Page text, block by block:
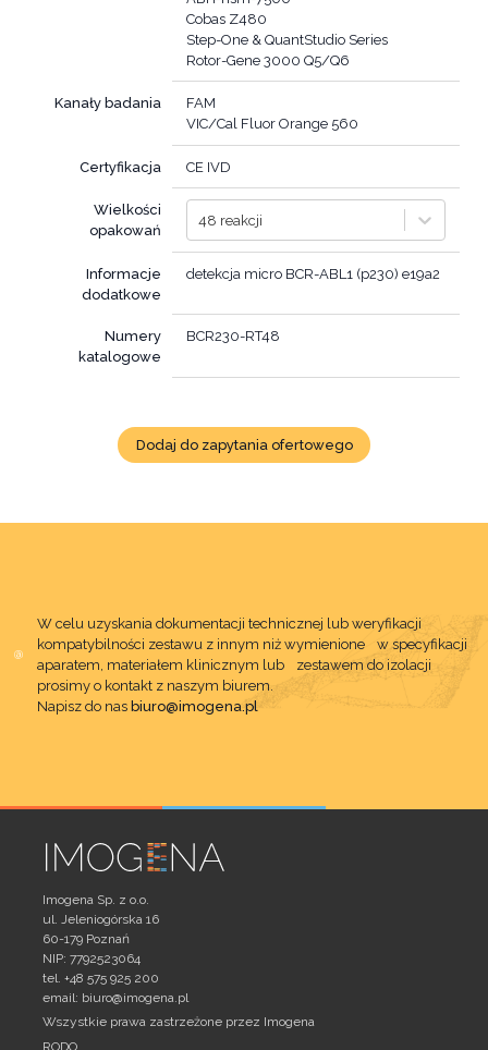
Cobas Z480
Step-One & QuantStudio Series
Rotor-Gene 3000 Q5/Q6
Kanały badania
FAM
VIC/Cal Fluor Orange 560
Certyfikacja CE IVD
Wielkości
opakowań
48 reakcji
Informacje
dodatkowe
detekcja micro BCR-ABL1 (p230) e19a2
Numery
katalogowe
BCR230-RT48
Dodaj do zapytania ofertowego
W celu uzyskania dokumentacji technicznej lub weryfikacji
kompatybilności zestawu z innym niż wymienione w specyfikacji
aparatem, materiałem klinicznym lub zestawem do izolacji
prosimy o kontakt z naszym biurem.
Napisz do nas biuro@imogena.pl
Imogena Sp. z o.o.
ul. Jeleniogórska 16
60-179 Poznań
NIP: 7792523064
tel. +48 575 925 200
email: biuro@imogena.pl
Wszystkie prawa zastrzeżone przez Imogena
RODO